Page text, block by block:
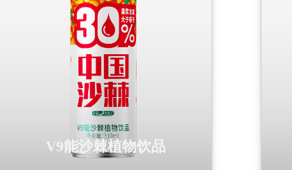
V9能沙棘植物饮品